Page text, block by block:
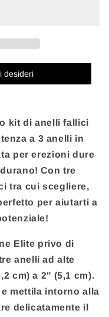
desideri
kit di anelli fallici
a 3 anelli in
per erezioni dure
Con tre
tra cui scegliere,
per aiutarti a
Elite privo di
anelli ad alte
cm) a 2" (5,1 cm).
mettila intorno alla
delicatamente il